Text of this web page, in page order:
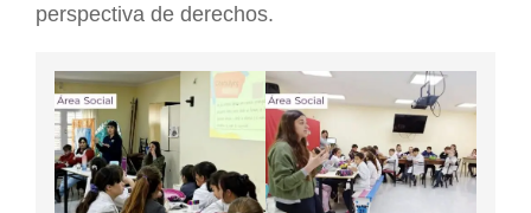
perspectiva de derechos.